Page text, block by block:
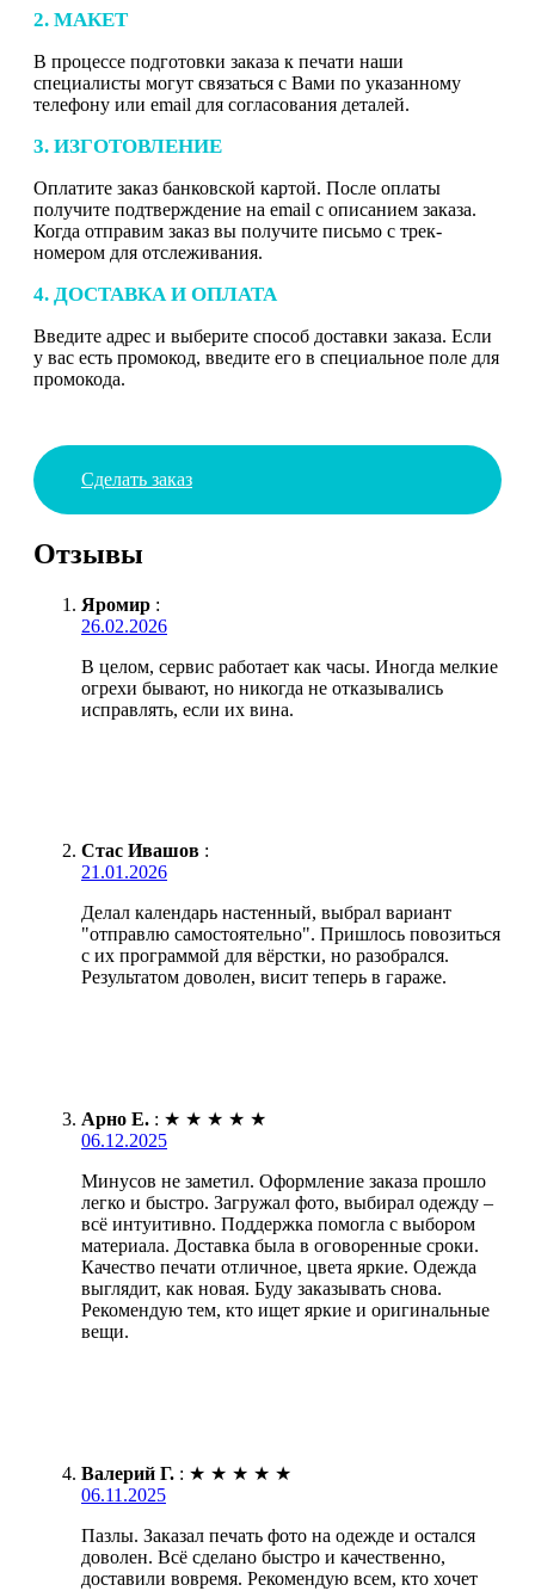
2. МАКЕТ
В процессе подготовки заказа к печати наши
специалисты могут связаться с Вами по указанному
телефону или email для согласования деталей.
3. ИЗГОТОВЛЕНИЕ
Оплатите заказ банковской картой. После оплаты
получите подтверждение на email с описанием заказа.
Когда отправим заказ вы получите письмо с трек-
номером для отслеживания.
4. ДОСТАВКА И ОПЛАТА
Введите адрес и выберите способ доставки заказа. Если
у вас есть промокод, введите его в специальное поле для
промокода.
Сделать заказ
Отзывы
Яромир :
26.02.2026
В целом, сервис работает как часы. Иногда мелкие
огрехи бывают, но никогда не отказывались
исправлять, если их вина.
Стас Ивашов :
21.01.2026
Делал календарь настенный, выбрал вариант
"отправлю самостоятельно". Пришлось повозиться
с их программой для вёрстки, но разобрался.
Результатом доволен, висит теперь в гараже.
Арно Е. : ★ ★ ★ ★ ★
06.12.2025
Минусов не заметил. Оформление заказа прошло
легко и быстро. Загружал фото, выбирал одежду –
всё интуитивно. Поддержка помогла с выбором
материала. Доставка была в оговоренные сроки.
Качество печати отличное, цвета яркие. Одежда
выглядит, как новая. Буду заказывать снова.
Рекомендую тем, кто ищет яркие и оригинальные
вещи.
Валерий Г. : ★ ★ ★ ★ ★
06.11.2025
Пазлы. Заказал печать фото на одежде и остался
доволен. Всё сделано быстро и качественно,
доставили вовремя. Рекомендую всем, кто хочет